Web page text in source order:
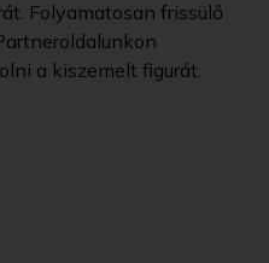
Folyamatosan frissülő
a kiszemelt figurát.